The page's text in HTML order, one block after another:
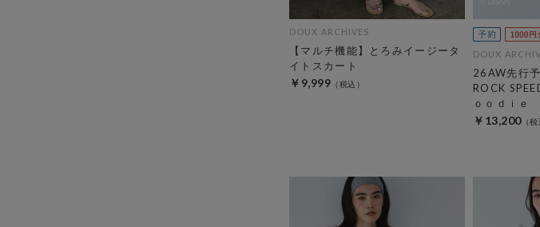
DOUX ARCHIVES
【マルチ機能】とろみイージータ
イトスカート
￥9,999
DOUX
26AW先行
ROCK
ｏｏｄｉｅ
￥13,200